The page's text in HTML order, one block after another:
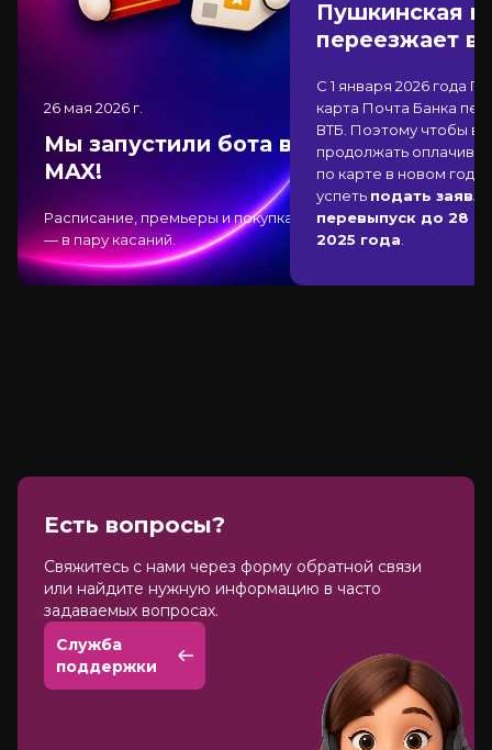
26 мая 2026 г.
Мы запустили бота в
MAX!
Расписание, премьеры и покупка
— в пару касаний.
Пушкинская
переезжает в
С 1 января 2026 года
карта Почта Банка
ВТБ . Поэтому чтобы
продолжать
по карте в новом
успеть подать
перевыпуск до 28
2025 года
Есть вопросы?
Cвяжитесь с нами через форму обратной связи
или найдите нужную информацию в часто
задаваемых вопросах.
Служба
поддержки